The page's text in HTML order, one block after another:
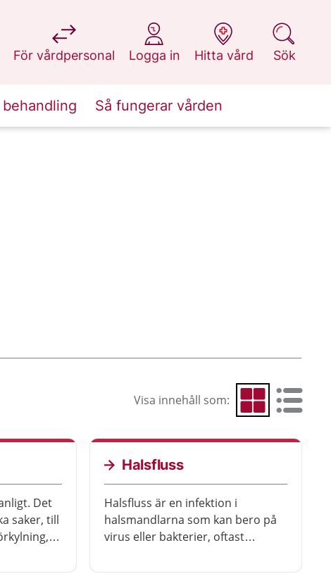
För vårdpersonal
på 1177.se
Logga in
på 1177.se
Hitta vård
på 1177.se
Sök
på 1177.se
Så fungerar vården
Visa innehåll som: Visa som rutnät
Visa som
Det
saker, till
Halsfluss
Halsfluss är en infektion i
halsmandlarna som kan bero på
virus eller bakterier, oftast